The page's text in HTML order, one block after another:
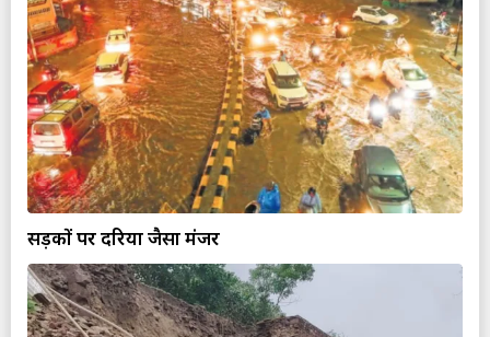
सड़कों पर दरिया जैसा मंजर